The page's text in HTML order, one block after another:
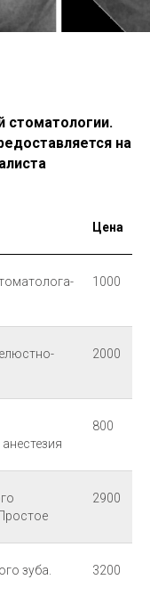
стоматологии.
на
Цена
1000
2000
800
2900
зуба.
3200